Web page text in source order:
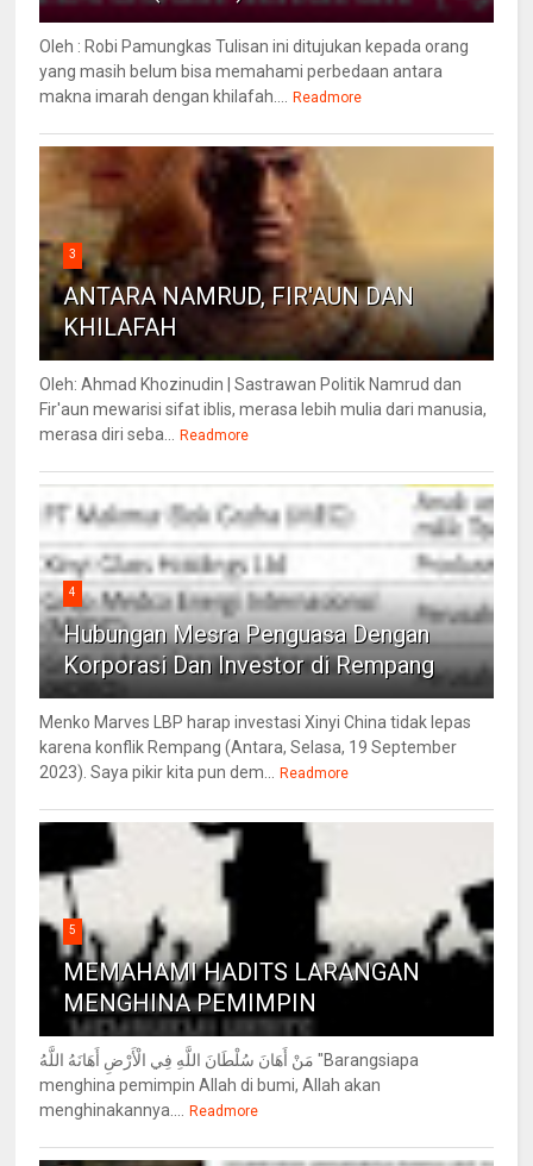
Oleh : Robi Pamungkas Tulisan ini ditujukan kepada orang
yang masih belum bisa memahami perbedaan antara
makna imarah dengan khilafah.... Readmore
3
ANTARA NAMRUD, FIR'AUN DAN
KHILAFAH
Oleh: Ahmad Khozinudin | Sastrawan Politik Namrud dan
Fir'aun mewarisi sifat iblis, merasa lebih mulia dari manusia,
merasa diri seba... Readmore
4
Hubungan Mesra Penguasa Dengan
Korporasi Dan Investor di Rempang
Menko Marves LBP harap investasi Xinyi China tidak lepas
karena konflik Rempang (Antara, Selasa, 19 September
2023). Saya pikir kita pun dem... Readmore
5
MEMAHAMI HADITS LARANGAN
MENGHINA PEMIMPIN
مَنْ أَهَانَ سُلْطَانَ اللَّهِ فِي الْأَرْضِ أَهَانَهُ اللَّهُ "Barangsiapa
menghina pemimpin Allah di bumi, Allah akan
menghinakannya.... Readmore